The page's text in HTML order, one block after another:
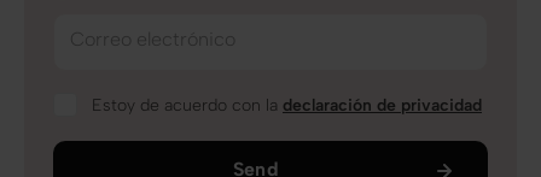
Correo electrónico
Estoy de acuerdo con la declaración de privacidad
Send